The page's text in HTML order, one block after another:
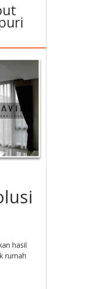
hasil
rumah